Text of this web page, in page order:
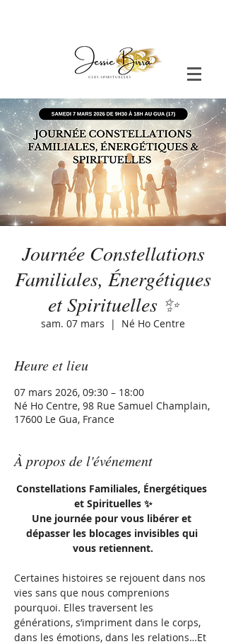
Journée Constellations
Familiales, Énergétiques
et Spirituelles ✨
sam. 07 mars
  |
Né Ho Centre
Heure et lieu
07 mars 2026, 09:30 – 18:00
Né Ho Centre, 98 Rue Samuel Champlain,
17600 Le Gua, France
À propos de l'événement
Constellations Familiales, Énergétiques
et Spirituelles ✨
Une journée pour vous libérer et
dépasser les blocages invisibles qui
vous retiennent.
Certaines histoires se rejouent dans nos
vies sans que nous comprenions
pourquoi. Elles traversent les
générations, s’impriment dans le corps,
dans les émotions, dans les relations…Et